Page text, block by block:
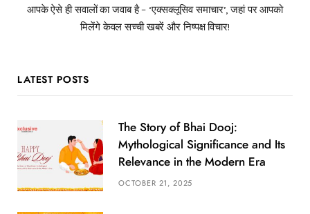
आपके ऐसे ही सवालों का जवाब है – ‘एक्सक्लूसिव समाचार’, जहां पर आपको
मिलेंगे केवल सच्ची खबरें और निष्पक्ष विचार!
LATEST POSTS
The Story of Bhai Dooj:
Mythological Significance and Its
Relevance in the Modern Era
OCTOBER 21, 2025